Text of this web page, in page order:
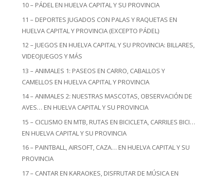
10 – PÁDEL EN HUELVA CAPITAL Y SU PROVINCIA
11 – DEPORTES JUGADOS CON PALAS Y RAQUETAS EN
HUELVA CAPITAL Y PROVINCIA (EXCEPTO PÁDEL)
12 – JUEGOS EN HUELVA CAPITAL Y SU PROVINCIA: BILLARES,
VIDEOJUEGOS Y MÁS
13 – ANIMALES 1: PASEOS EN CARRO, CABALLOS Y
CAMELLOS EN HUELVA CAPITAL Y PROVINCIA
14 – ANIMALES 2: NUESTRAS MASCOTAS, OBSERVACIÓN DE
AVES… EN HUELVA CAPITAL Y SU PROVINCIA
15 – CICLISMO EN MTB, RUTAS EN BICICLETA, CARRILES BICI…
EN HUELVA CAPITAL Y SU PROVINCIA
16 – PAINTBALL, AIRSOFT, CAZA… EN HUELVA CAPITAL Y SU
PROVINCIA
17 – CANTAR EN KARAOKES, DISFRUTAR DE MÚSICA EN